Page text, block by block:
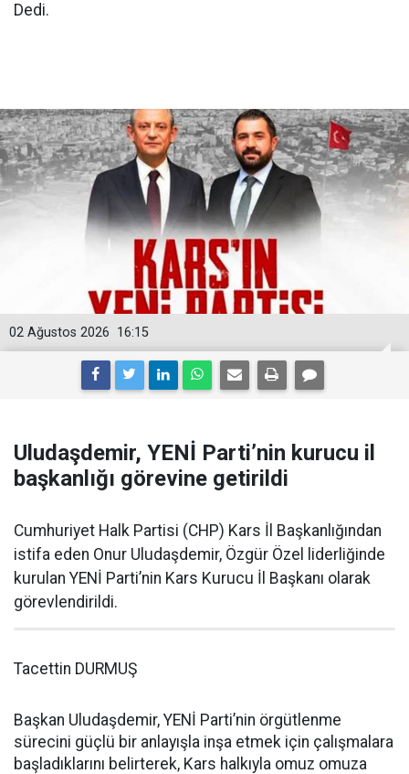
Dedi.
16:15
02 Ağustos 2026
Uludaşdemir, YENİ Parti’nin kurucu il
başkanlığı görevine getirildi
Cumhuriyet Halk Partisi (CHP) Kars İl Başkanlığından
istifa eden Onur Uludaşdemir, Özgür Özel liderliğinde
kurulan YENİ Parti’nin Kars Kurucu İl Başkanı olarak
görevlendirildi.
Tacettin DURMUŞ
Başkan Uludaşdemir, YENİ Parti’nin örgütlenme
sürecini güçlü bir anlayışla inşa etmek için çalışmalara
başladıklarını belirterek, Kars halkıyla omuz omuza